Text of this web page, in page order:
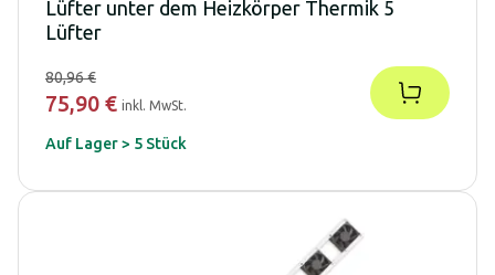
Lüfter unter dem Heizkörper Thermik 5
Lüfter
80,96 €
75,90 € inkl. MwSt.
Auf Lager > 5 Stück